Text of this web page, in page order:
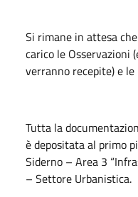
Si rimane in attesa
carico le Osservazioni
verranno recepite) e
Tutta la
è depositata al primo
Siderno – Area 3
– Settore Urbanistica.